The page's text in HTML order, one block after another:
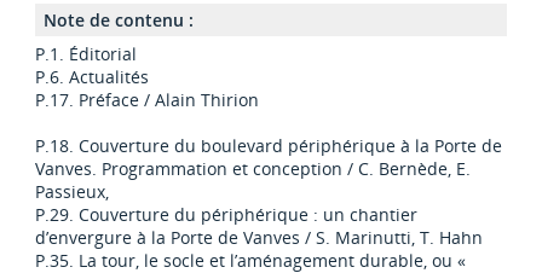
Note de contenu :
P.1. Éditorial
P.6. Actualités
P.17. Préface / Alain Thirion
P.18. Couverture du boulevard périphérique à la Porte de
Vanves. Programmation et conception / C. Bernède, E.
Passieux,
P.29. Couverture du périphérique : un chantier
d’envergure à la Porte de Vanves / S. Marinutti, T. Hahn
P.35. La tour, le socle et l’aménagement durable, ou «